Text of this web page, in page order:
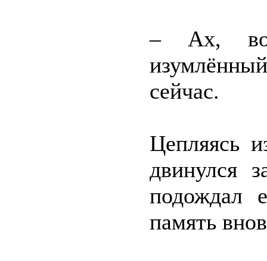
– Ах,
сейчас.
Цепляясь
двинулся
подождал
память